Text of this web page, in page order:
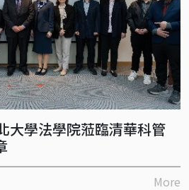
大學法學院蒞臨清華科管
More